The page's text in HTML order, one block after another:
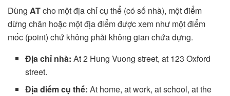
Dùng ATcho một địa chỉ cụ thể (có số nhà), một điểm
dừng chân hoặc một địa điểm được xem như một điểm
mốc (point) chứ không phải không gian chứa đựng.
Địa chỉ nhà: At 2 Hung Vuong street, at 123 Oxford
street.
Địa điểm cụ thể: At home, at work, at school, at the